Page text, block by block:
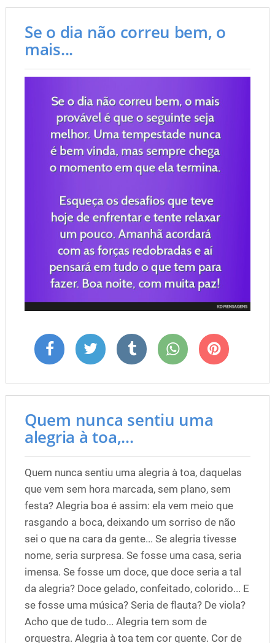
Se o dia não correu bem, o
mais...
Quem nunca sentiu uma
alegria à toa,...
Quem nunca sentiu uma alegria à toa, daquelas
que vem sem hora marcada, sem plano, sem
festa? Alegria boa é assim: ela vem meio que
rasgando a boca, deixando um sorriso de não
sei o que na cara da gente... Se alegria tivesse
nome, seria surpresa. Se fosse uma casa, seria
imensa. Se fosse um doce, que doce seria a tal
da alegria? Doce gelado, confeitado, colorido... E
se fosse uma música? Seria de flauta? De viola?
Acho que de tudo... Alegria tem som de
orquestra. Alegria à toa tem cor quente. Cor de